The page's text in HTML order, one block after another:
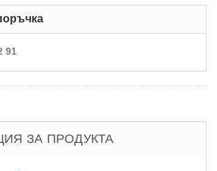
91
ЗА ПРОДУКТА